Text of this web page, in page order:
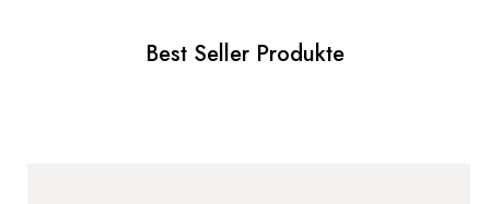
Best Seller Produkte